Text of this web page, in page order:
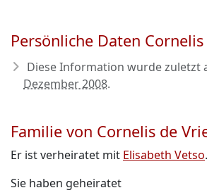
Persönliche Daten
Diese Information wurde zuletzt
Dezember 2008.
Familie von Cornelis de
Er ist verheiratet mit Elisabeth Vetso.
Sie haben geheiratet